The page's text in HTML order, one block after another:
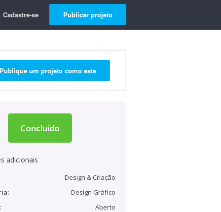
Cadastre-se Publicar projeto
Publique um projeto como este
Concluído
adicionais
Design & Criação
Design Gráfico
Aberto